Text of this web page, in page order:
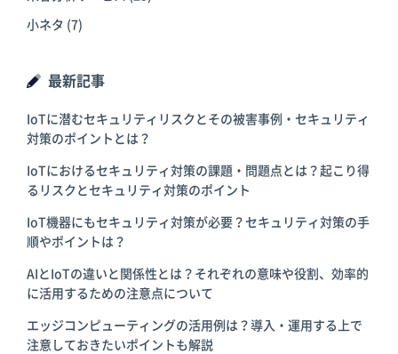
小ネタ (7)
最新記事
IoTに潜むセキュリティリスクとその被害事例・セキュリティ
対策のポイントとは？
IoTにおけるセキュリティ対策の課題・問題点とは？起こり得
るリスクとセキュリティ対策のポイント
IoT機器にもセキュリティ対策が必要？セキュリティ対策の手
順やポイントは？
AIとIoTの違いと関係性とは？それぞれの意味や役割、効率的
に活用するための注意点について
エッジコンピューティングの活用例は？導入・運用する上で
注意しておきたいポイントも解説